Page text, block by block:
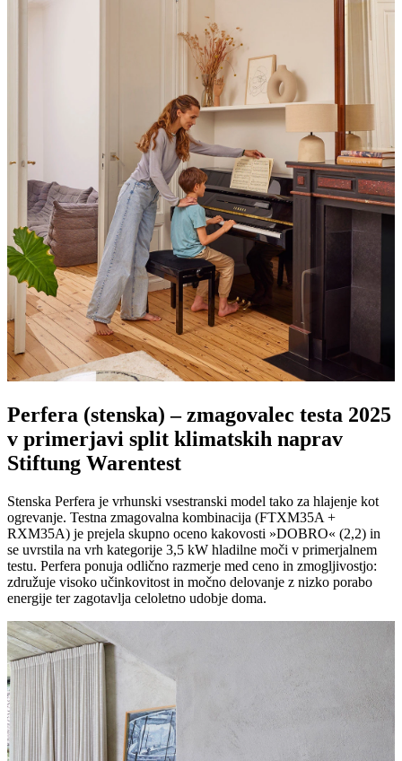
Perfera (stenska) – zmagovalec testa 2025
v primerjavi split klimatskih naprav
Stiftung Warentest
Stenska Perfera je vrhunski vsestranski model tako za hlajenje kot
ogrevanje. Testna zmagovalna kombinacija (FTXM35A +
RXM35A) je prejela skupno oceno kakovosti »DOBRO« (2,2) in
se uvrstila na vrh kategorije 3,5 kW hladilne moči v primerjalnem
testu. Perfera ponuja odlično razmerje med ceno in zmogljivostjo:
združuje visoko učinkovitost in močno delovanje z nizko porabo
energije ter zagotavlja celoletno udobje doma.